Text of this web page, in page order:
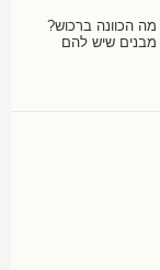
הכוונה ברכוש?
מבנים שיש להם